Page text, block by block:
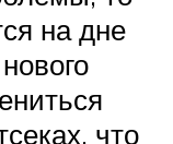
на дне
что